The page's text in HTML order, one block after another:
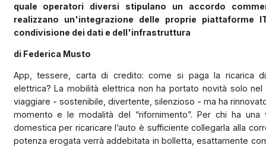
quale operatori diversi stipulano un accordo
realizzano un'integrazione delle proprie piattaforme
condivisione dei dati e dell'infrastruttura
di Federica Musto
App, tessere, carta di credito: come si paga la ricarica di
elettrica? La mobilità elettrica non ha portato novità solo
viaggiare - sostenibile, divertente, silenzioso - ma ha
momento e le modalità del “rifornimento”. Per chi ha una
domestica per ricaricare l’auto è sufficiente collegarla alla
potenza erogata verrà addebitata in bolletta, esattamente